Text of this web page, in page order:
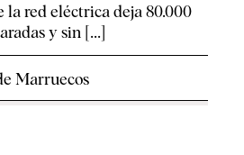
la red eléctrica deja 80.000
y sin [...]
Marruecos